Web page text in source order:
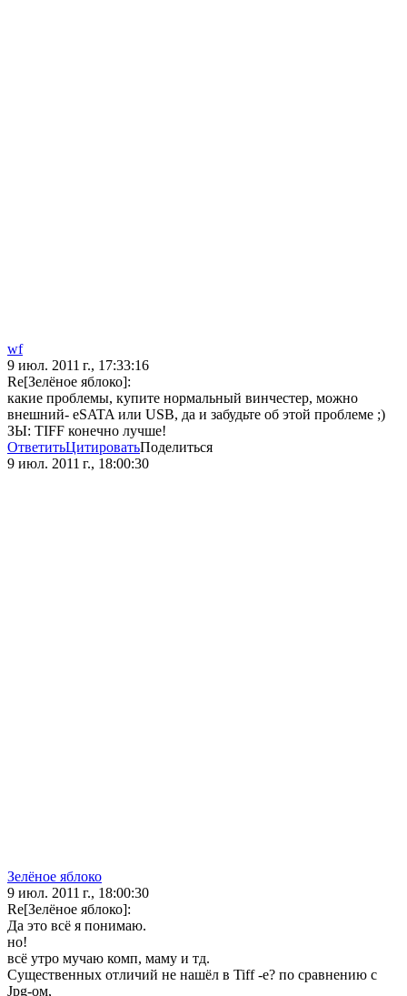
wf
9 июл. 2011 г., 17:33:16
Re[Зелёное яблоко]:
какие проблемы, купите нормальный винчестер, можно
внешний- eSATA или USB, да и забудьте об этой проблеме ;)
ЗЫ: TIFF конечно лучше!
ОтветитьЦитироватьПоделиться
9 июл. 2011 г., 18:00:30
Зелёное яблоко
9 июл. 2011 г., 18:00:30
Re[Зелёное яблоко]:
Да это всё я понимаю.
но!
всё утро мучаю комп, маму и тд.
Существенных отличий не нашёл в Tiff -e? по сравнению с
Jpg-oм,